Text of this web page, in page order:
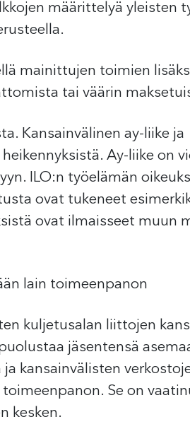
määrittelyä yleisten
mainittujen toimien
tai väärin
Kansainvälinen ay-liike ja
Ay-liike on
ILO:n työelämän
ovat tukeneet
ovat ilmaisseet muun
lain toimeenpanon
kuljetusalan liittojen
jäsentensä
kansainvälisten
Se on
kesken.